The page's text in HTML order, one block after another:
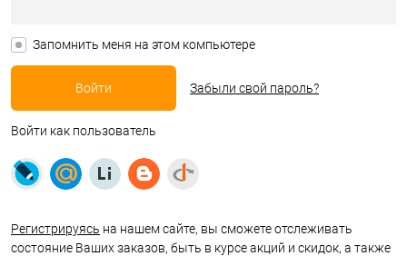
Запомнить меня на этом компьютере
Забыли свой пароль?
Войти как пользователь
Регистрируясь на нашем сайте, вы сможете отслеживать
состояние Ваших заказов, быть в курсе акций и скидок, а также